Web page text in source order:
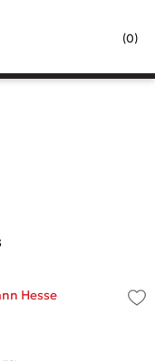
(0)
Κλείσιμο
Hesse